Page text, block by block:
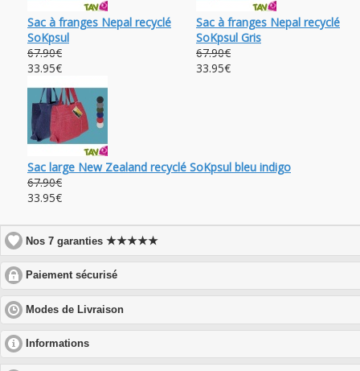
Sac à franges Nepal recyclé
SoKpsul
67.90€
33.95€
Sac à franges Nepal recyclé
SoKpsul Gris
67.90€
33.95€
Sac large New Zealand recyclé SoKpsul bleu indigo
67.90€
33.95€
Nos 7 garanties★★★★★
Paiement sécurisé
to
expand
Modes de Livraison
to
contents
Informations
to